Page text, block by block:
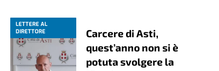
LETTERE AL
DIRETTORE
Carcere di Asti,
quest’anno non si è
potuta svolgere la